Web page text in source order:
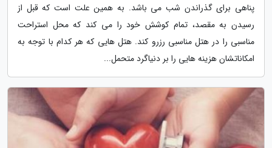
پناهی برای گذراندن شب می باشد. به همین علت است که قبل از
رسیدن به مقصد، تمام کوشش خود را می کند که محل استراحت
مناسبی را در هتل مناسبی رزرو کند. هتل هایی که هر کدام با توجه به
امکاناتشان هزینه هایی را بر دنیاگرد متحمل...